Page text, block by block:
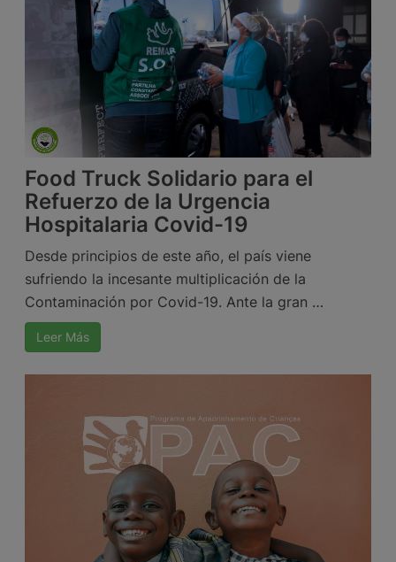
Food Truck Solidario para el
Refuerzo de la Urgencia
Hospitalaria Covid-19
Desde principios de este año, el país viene
sufriendo la incesante multiplicación de la
Contaminación por Covid-19. Ante la gran …
Leer Más